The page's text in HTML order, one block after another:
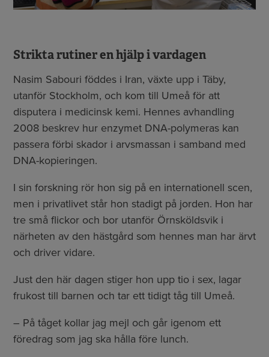
Strikta rutiner en hjälp i vardagen
Nasim Sabouri föddes i Iran, växte upp i Täby,
utanför Stockholm, och kom till Umeå för att
disputera i medicinsk kemi. Hennes avhandling
2008 beskrev hur enzymet DNA-polymeras kan
passera förbi skador i arvsmassan i samband med
DNA-kopieringen.
I sin forskning rör hon sig på en internationell scen,
men i privatlivet står hon stadigt på jorden. Hon har
tre små flickor och bor utanför Örnsköldsvik i
närheten av den hästgård som hennes man har ärvt
och driver vidare.
Just den här dagen stiger hon upp tio i sex, lagar
frukost till barnen och tar ett tidigt tåg till Umeå.
– På tåget kollar jag mejl och går igenom ett
föredrag som jag ska hålla före lunch.